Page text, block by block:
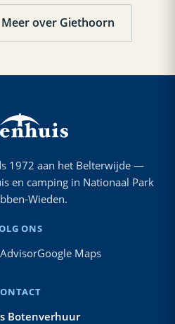
Meer over Giethoorn
1972 aan het Belterwijde —
en camping in Nationaal Park
Wieden.
ONS
Google Maps
Botenverhuur